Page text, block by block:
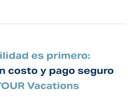
es primero:
costo y pago seguro
Vacations